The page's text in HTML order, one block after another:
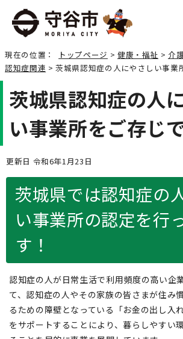
現在の位置： トップページ > 健康・福祉 > 介
認知症関連 > 茨城県認知症の人にやさしい事業
茨城県認知症の人
い事業所をご存じ
更新日 令和6年1月23日
茨城県では認知症の
い事業所の認定を行
す！
認知症の人が日常生活で利用頻度の高い企
て、認知症の人やその家族の皆さまが住み
るための障壁となっている「お金の出し入
をサポートすることにより、暮らしやすい